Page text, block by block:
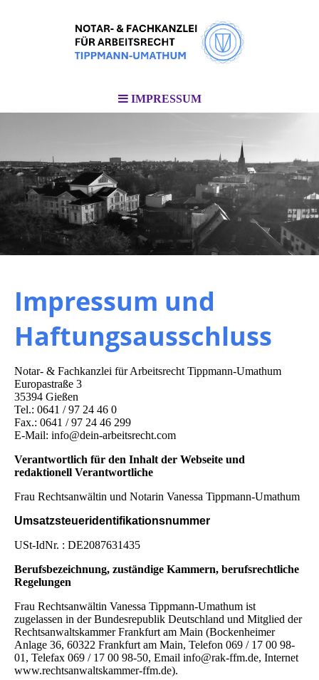
IMPRESSUM
Impressum und
Haftungsausschluss
Notar- & Fachkanzlei für Arbeitsrecht Tippmann-Umathum
Europastraße 3
35394 Gießen
Tel.: 0641 / 97 24 46 0
Fax.: 0641 / 97 24 46 299
E-Mail: info@dein-arbeitsrecht.com
Verantwortlich für den Inhalt der Webseite und
redaktionell Verantwortliche
Frau Rechtsanwältin und Notarin Vanessa Tippmann-Umathum
Umsatzsteueridentifikationsnummer
USt-IdNr. : DE2087631435
Berufsbezeichnung, zuständige Kammern, berufsrechtliche
Regelungen
Frau Rechtsanwältin Vanessa Tippmann-Umathum ist
zugelassen in der Bundesrepublik Deutschland und Mitglied der
Rechtsanwaltskammer Frankfurt am Main (Bockenheimer
Anlage 36, 60322 Frankfurt am Main, Telefon 069 / 17 00 98-
01, Telefax 069 / 17 00 98-50, Email info@rak-ffm.de, Internet
www.rechtsanwaltskammer-ffm.de).